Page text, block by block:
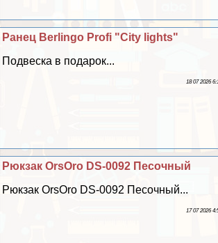
Ранец Berlingo Profi "City lights"
Подвеска в подарок...
18 07 2026
Рюкзак OrsOro DS-0092 Песочный
Рюкзак OrsOro DS-0092 Песочный...
17 07 2026